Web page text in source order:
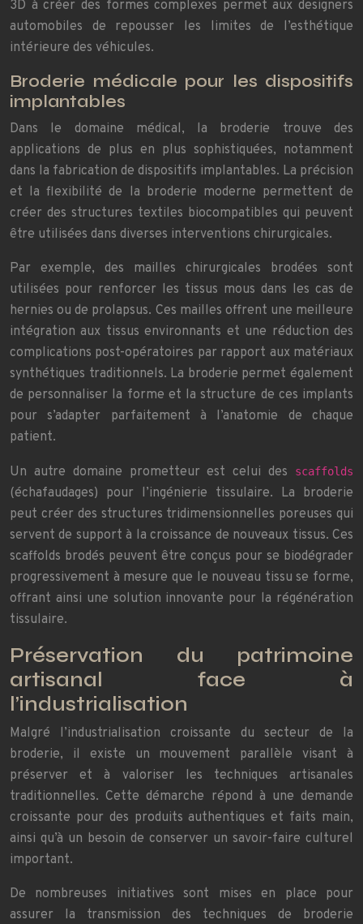
3D à créer des formes complexes permet aux designers
automobiles de repousser les limites de l’esthétique
intérieure des véhicules.
Broderie médicale pour les dispositifs
implantables
Dans le domaine médical, la broderie trouve des
applications de plus en plus sophistiquées, notamment
dans la fabrication de dispositifs implantables. La précision
et la flexibilité de la broderie moderne permettent de
créer des structures textiles biocompatibles qui peuvent
être utilisées dans diverses interventions chirurgicales.
Par exemple, des mailles chirurgicales brodées sont
utilisées pour renforcer les tissus mous dans les cas de
hernies ou de prolapsus. Ces mailles offrent une meilleure
intégration aux tissus environnants et une réduction des
complications post-opératoires par rapport aux matériaux
synthétiques traditionnels. La broderie permet également
de personnaliser la forme et la structure de ces implants
pour s’adapter parfaitement à l’anatomie de chaque
patient.
Un autre domaine prometteur est celui des scaffolds
(échafaudages) pour l’ingénierie tissulaire. La broderie
peut créer des structures tridimensionnelles poreuses qui
servent de support à la croissance de nouveaux tissus. Ces
scaffolds brodés peuvent être conçus pour se biodégrader
progressivement à mesure que le nouveau tissu se forme,
offrant ainsi une solution innovante pour la régénération
tissulaire.
Préservation du patrimoine
artisanal face à
l’industrialisation
Malgré l’industrialisation croissante du secteur de la
broderie, il existe un mouvement parallèle visant à
préserver et à valoriser les techniques artisanales
traditionnelles. Cette démarche répond à une demande
croissante pour des produits authentiques et faits main,
ainsi qu’à un besoin de conserver un savoir-faire culturel
important.
De nombreuses initiatives sont mises en place pour
assurer la transmission des techniques de broderie